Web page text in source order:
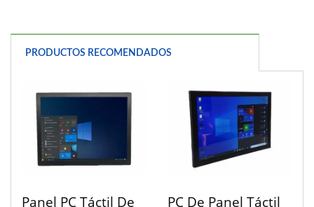
PRODUCTOS RECOMENDADOS
Panel PC Táctil De PC De Panel Táctil